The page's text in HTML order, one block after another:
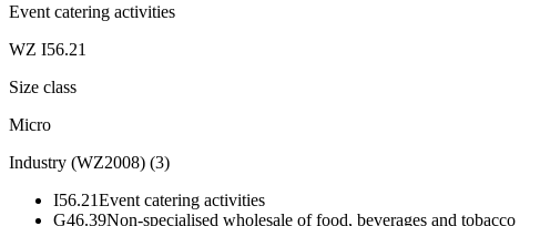
Event catering activities
WZ I56.21
Size class
Micro
Industry (WZ2008) (3)
I56.21Event catering activities
G46.39Non-specialised wholesale of food, beverages and tobacco